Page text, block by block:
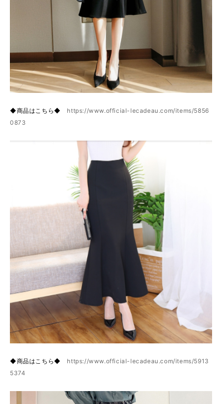
◆商品はこちら◆ https://www.official-lecadeau.com/items/5856
0873
◆商品はこちら◆ https://www.official-lecadeau.com/items/5913
5374